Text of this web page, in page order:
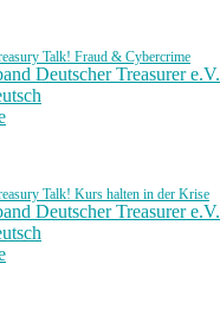
Talk! Fraud & Cybercrime
Deutscher Treasurer e.V.
Talk! Kurs halten in der Krise
Deutscher Treasurer e.V.